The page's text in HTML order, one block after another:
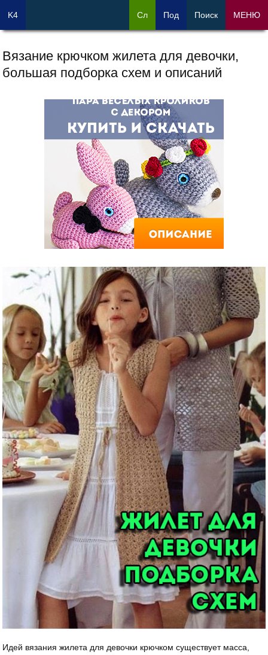
Вязание крючком жилета для девочки,
большая подборка схем и описаний
Идей вязания жилета для девочки крючком существует масса,
K4 Сл Под Поиск МЕНЮ